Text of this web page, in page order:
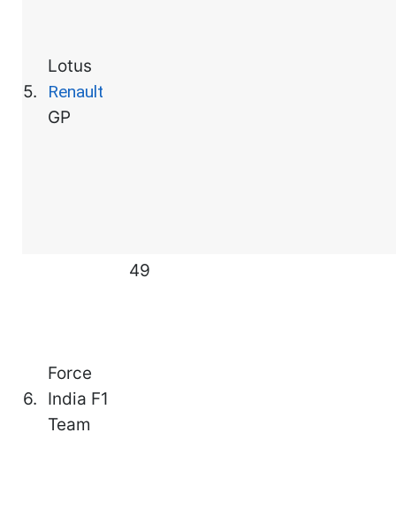
5.
Lotus
Renault
GP
6.
Force
India F1
Team
49